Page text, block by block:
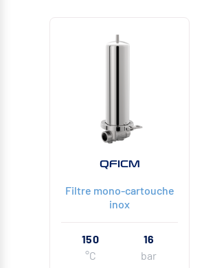
QFICM
Filtre mono-cartouche
inox
150
°C
16
bar